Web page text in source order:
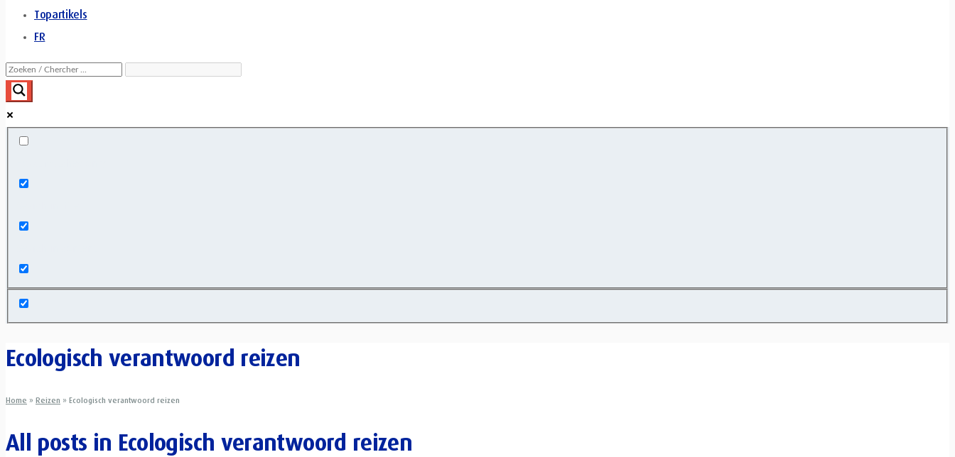
Topartikels
FR
Ecologisch verantwoord reizen
Home » Reizen » Ecologisch verantwoord reizen
All posts in Ecologisch verantwoord reizen